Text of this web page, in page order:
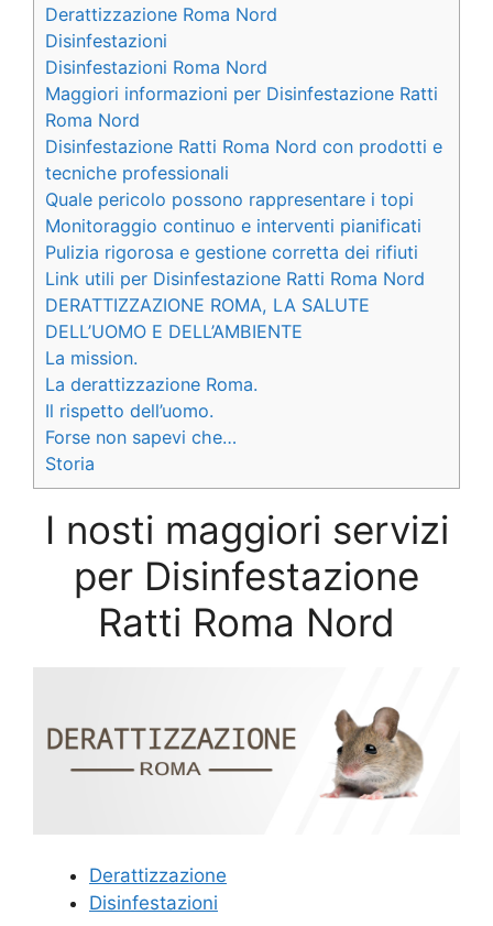
Derattizzazione Roma Nord
Disinfestazioni
Disinfestazioni Roma Nord
Maggiori informazioni per Disinfestazione Ratti
Roma Nord
Disinfestazione Ratti Roma Nord con prodotti e
tecniche professionali
Quale pericolo possono rappresentare i topi
Monitoraggio continuo e interventi pianificati
Pulizia rigorosa e gestione corretta dei rifiuti
Link utili per Disinfestazione Ratti Roma Nord
DERATTIZZAZIONE ROMA, LA SALUTE
DELL’UOMO E DELL’AMBIENTE
La mission.
La derattizzazione Roma.
Il rispetto dell’uomo.
Forse non sapevi che…
Storia
I nosti maggiori servizi
per Disinfestazione
Ratti Roma Nord
Derattizzazione
Disinfestazioni